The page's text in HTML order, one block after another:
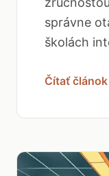
správne
školách
Čítať